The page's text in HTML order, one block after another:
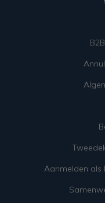
Aanmelden als